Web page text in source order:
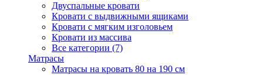
Двуспальные кровати
Кровати с выдвижными ящиками
Кровати с мягким изголовьем
Кровати из массива
Все категории (7)
Матрасы
Матрасы на кровать 80 на 190 см